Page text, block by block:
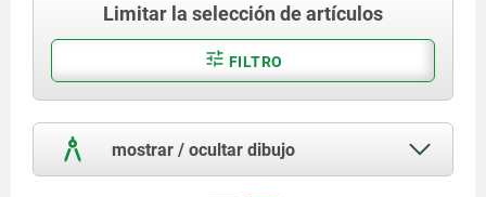
Limitar la selección de artículos
FILTRO
mostrar / ocultar dibujo